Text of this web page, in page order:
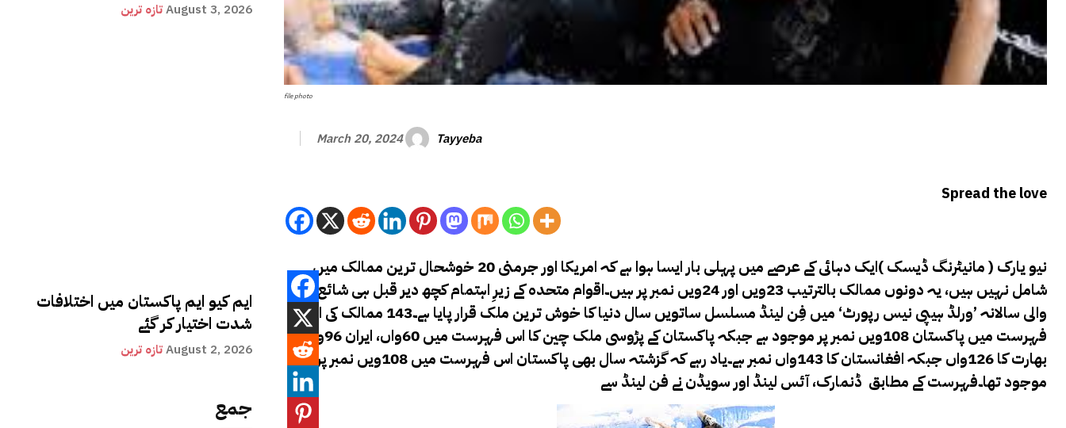
تازہ ترینAugust 3, 2026
ایم کیو ایم پاکستان میں اختلافات
شدت اختیار کر گئے
تازہ ترینAugust 2, 2026
جمع
file photo
March 20, 2024 Tayyeba
Spread the love
نیو یارک ( مانیٹرنگ ڈیسک )ایک دہائی کے عرصے میں پہلی بار ایسا ہوا ہے کہ امریکا اور جرمنی 20 خوشحال ترین ممالک میں
شامل نہیں ہیں، یہ دونوں ممالک بالترتیب 23ویں اور 24ویں نمبر پر ہیں۔اقوام متحدہ کے زیرِ اہتمام کچھ دیر قبل ہی شائع ہونے
والی سالانہ ’ورلڈ ہیپی نیس رپورٹ‘ میں فِن لینڈ مسلسل ساتویں سال دنیا کا خوش ترین ملک قرار پایا ہے۔143 ممالک کی اس
فہرست میں پاکستان 108ویں نمبر پر موجود ہے جبکہ پاکستان کے پڑوسی ملک چین کا اس فہرست میں 60واں، ایران 96واں،
بھارت کا 126واں جبکہ افغانستان کا 143واں نمبر ہے۔یاد رہے کہ گزشتہ سال بھی پاکستان اس فہرست میں 108ویں نمبر پر
موجود تھا۔فہرست کے مطابق ڈنمارک، آئس لینڈ اور سویڈن نے فن لینڈ سے